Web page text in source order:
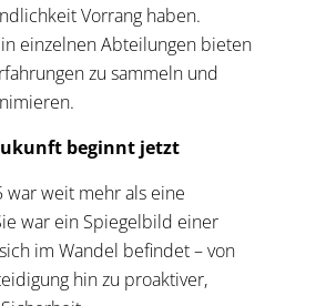
Vorrang haben.
einzelnen Abteilungen bieten
zu sammeln und
beginnt jetzt
war weit mehr als eine
war ein Spiegelbild einer
im Wandel befindet – von
hin zu proaktiver,